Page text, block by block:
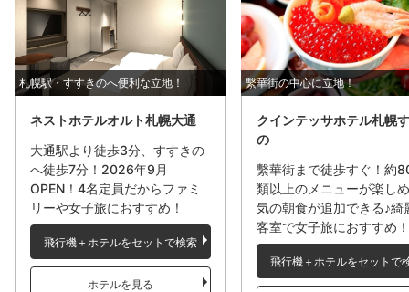
札幌駅・すすきのへ便利な立地！
ネストホテルオルト札幌大通
大通駅より徒歩3分、すすきの
へ徒歩7分！2026年9月
OPEN！4名定員だからファミ
リーや女子旅におすすめ！
飛行機＋ホテルをセットで検索
ホテルを見る
繫華街の中心に立地！
クインテッサホテル札幌
の
繫華街まで徒歩すぐ！約
類以上のメニューが楽し
気の朝食が追加できる♪綺
客室で女子旅におすすめ！
飛行機＋ホテルをセットで